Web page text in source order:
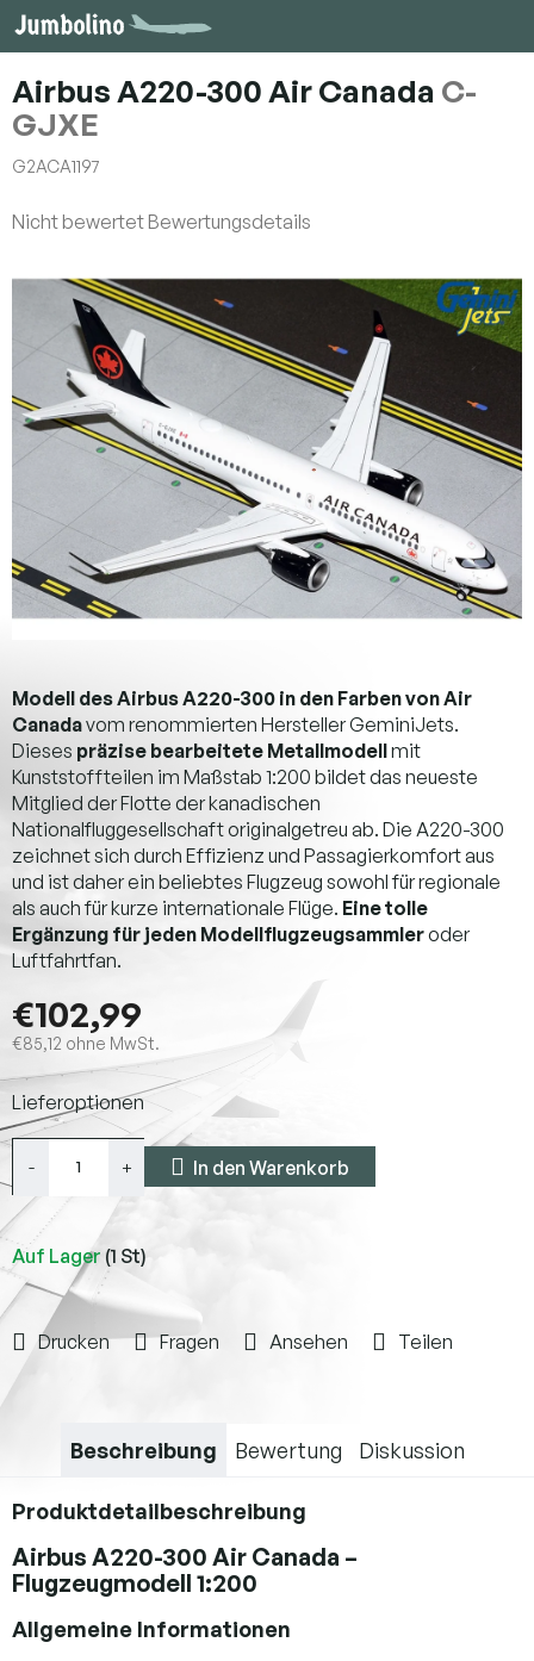
Zum
Inhalt
Airbus A220-300 Air Canada C-
GJXE
G2ACA1197
Die
Produktbewertung
von
Sternen.
Nicht bewertet Bewertungsdetails
€102,99
€85,12 ohne MwSt.
Verkaufspreis:
Auf Lager (1 St)
Lieferoptionen
In den Warenkorb
Modell des Airbus A220-300 in den Farben von Air
Canadavom renommierten Hersteller GeminiJets.
Dieses präzise bearbeitete Metallmodellmit
Kunststoffteilen im Maßstab 1:200 bildet das neueste
Mitglied der Flotte der kanadischen
Nationalfluggesellschaft originalgetreu ab. Die A220-300
zeichnet sich durch Effizienz und Passagierkomfort aus
und ist daher ein beliebtes Flugzeug sowohl für regionale
als auch für kurze internationale Flüge. Eine tolle
Ergänzung für jeden Modellflugzeugsammleroder
Luftfahrtfan.
Drucken Fragen Ansehen Teilen
Beschreibung Bewertung Diskussion
Produktdetailbeschreibung
Airbus A220-300 Air Canada –
Flugzeugmodell 1:200
Allgemeine Informationen